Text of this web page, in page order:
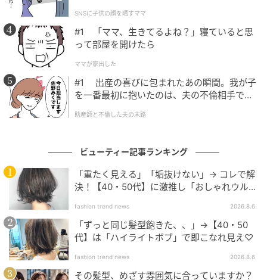
流れ。だけれど、毛量が多いせいか、シャンプーの泡
立ちがあまりよくなく、2プッシュ以上しないと満足に
洗えません。
ところが、シャンプー前にヘッドスクラブを使ったと
ころ、シャンプーが1プッシュでも十分なほど泡立ち、
すっきり感のある洗いあがりに！ 頭皮脂や、ヘアオイ
ルなど、お湯での余洗いではしっかり落としきれない
割が発揮されたように感じました。
【POINT➁】トリートメントをすぐに洗い流しても、
まるで10分おいたかのような浸透力
トリートメント後の髪ざわりにも違いを感じました。
いつもは10分ほどなじませてからでないと、あまり効
果を実感できないところ、スクラブ後の髪では、すぐ
に洗い流してもしっとりサラサラな指通り。時短にな
SNSに子供の顔を晒すママ
#1 「ママ、生きてるよね？」寝ていると思
って部屋を開けたら
ママが家出した
#1 出産の喜びに包まれたあの瞬間。我が子
を一番最初に抱いたのは、夫の不倫相手でし
助産師と不倫した夫の末路
ビューティー記事ランキング
「重たく見える」「垢抜けない」→ コレで解
決！【40・50代】に激推し「おしゃれウル
fashion trend news 2026.8.6
「ずっと同じ髪型飽きた、、」→【40・50
代】は「ハイライトボブ」で即こなれ見え♡
fashion trend news 2026.8.6
その髪型、めざす雰囲気に合っていますか？